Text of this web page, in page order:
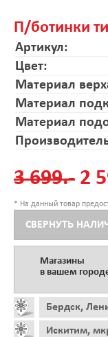
П/ботинки
Артикул:
Цвет:
Материал
Материал
Материал
3 699.- 2
* На данный товар
СВЕРНУТЬ
Магазины
в вашем
Бердск,
Искитим,